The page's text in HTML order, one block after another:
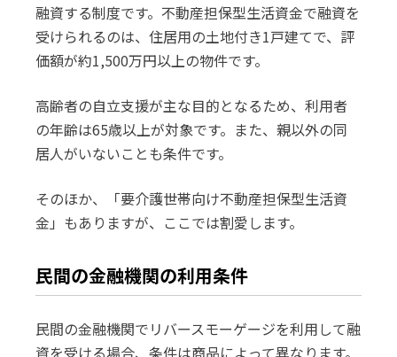
融資する制度です。不動産担保型生活資金で融資を
受けられるのは、住居用の土地付き1戸建てで、評
価額が約1,500万円以上の物件です。
高齢者の自立支援が主な目的となるため、利用者
の年齢は65歳以上が対象です。また、親以外の同
居人がいないことも条件です。
そのほか、「要介護世帯向け不動産担保型生活資
金」もありますが、ここでは割愛します。
民間の金融機関の利用条件
民間の金融機関でリバースモーゲージを利用して融
資を受ける場合、条件は商品によって異なります。